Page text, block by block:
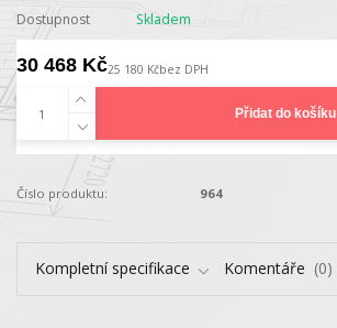
Dostupnost Skladem
30 468 Kč25 180 Kčbez DPH
Přidat do košíku
Číslo produktu: 964
Kompletní specifikace Komentáře 0